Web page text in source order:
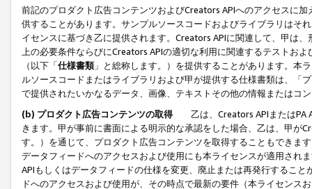
前記のプロダクト広告コンテンツおよびCreators APIへのアクセスに
供することがあります。サンプルソースコードおよびライブラリはそ
イセンスに基づき乙に提供されます。Creators APIに関連して、甲は
上の必要条件ならびにCreators APIの適切な利用に関連するテストお
（以下「仕様書類」と総称します。）を提供することがあります。本
ルソースコードまたはライブラリおよび甲が提供する仕様書類は、「
で提供されたいかなるデータ、画像、テキストその他の情報またはコ
(b) プロダクト広告コンテンツの取得
乙は、Creators APIまたはPA
きます。甲が事前に書面による明示的な承認をした場合、乙は、甲が
す。）を通じて、プロダクト広告コンテンツを取得することもできま
データフィードへのアクセスおよび使用にも本ライセンスが適用され
APIもしくはデータフィードの仕様を変更、廃止または再発行するこ
ドへのアクセスおよび使用が、その時点で最新の要件（本ライセン